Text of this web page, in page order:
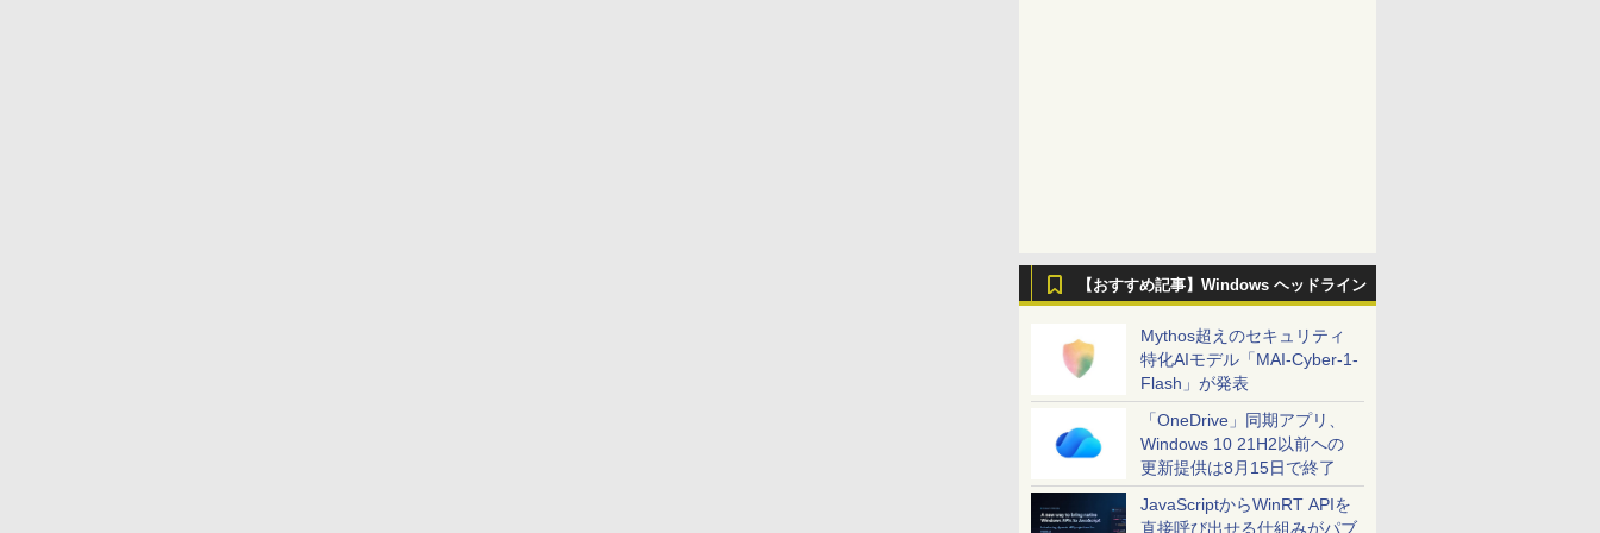
【おすすめ記事】Windows ヘッドライン
Mythos超えのセキュリティ
特化AIモデル「MAI-Cyber-1-
Flash」が発表
「OneDrive」同期アプリ、
Windows 10 21H2以前への
更新提供は8月15日で終了
JavaScriptからWinRT APIを
直接呼び出せる仕組みがパブ